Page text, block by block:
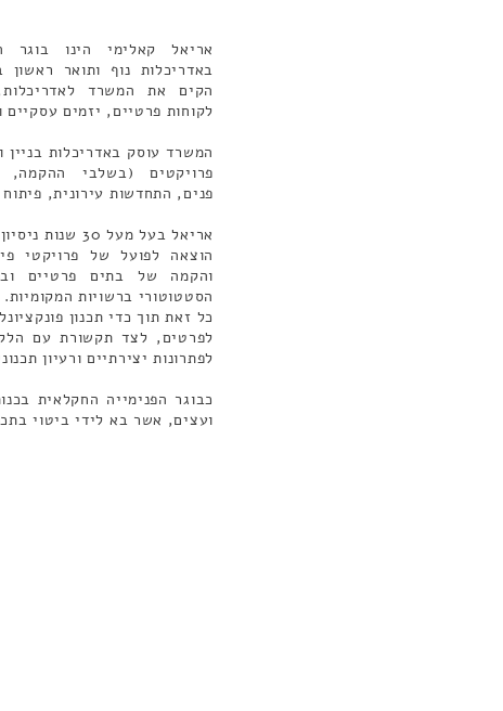
אריאל קאלימי הינו בוגר
הקים את המשרד
לקוחות פרטיים, יזמים עסקיים
המשרד עוסק באדריכלות בניין
פרויקטים (בשלבי ההקמה,
פנים, התחדשות עירונית,
אריאל בעל מעל
הוצאה לפועל של פרויקטי
והקמה של בתים פרטיים
הסטטוטורי ברשויות המקומיות.
כל זאת תוך כדי תכנון
לפרטים, לצד תקשורת עם
לפתרונות יצירתיים ורעיון
כבוגר הפנימייה החקלאית
ועצים, אשר בא לידי ביטוי